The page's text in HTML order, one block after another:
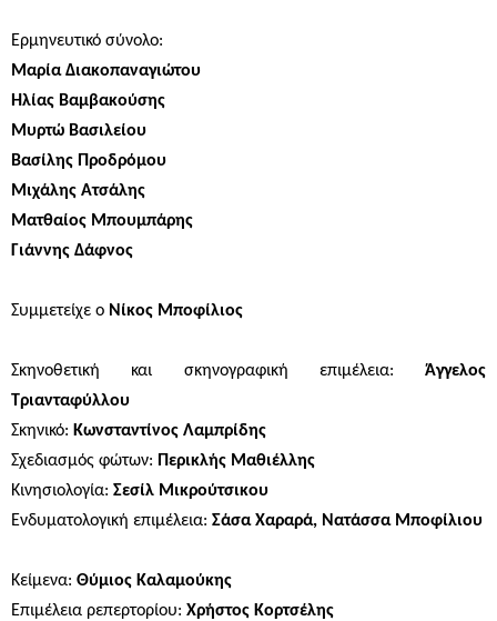
Ερμηνευτικό σύνολο:
Μαρία Διακοπαναγιώτου
Ηλίας Βαμβακούσης
Μυρτώ Βασιλείου
Βασίλης Προδρόμου
Μιχάλης Ατσάλης
Ματθαίος Μπουμπάρης
Γιάννης Δάφνος
Συμμετείχε ο Νίκος Μποφίλιος
Σκηνοθετική και σκηνογραφική επιμέλεια: Άγγελος
Τριανταφύλλου
Σκηνικό: Κωνσταντίνος Λαμπρίδης
Σχεδιασμός φώτων: Περικλής Μαθιέλλης
Κινησιολογία: Σεσίλ Μικρούτσικου
Ενδυματολογική επιμέλεια: Σάσα Χαραρά, Νατάσσα Μποφίλιου
Κείμενα: Θύμιος Καλαμούκης
Επιμέλεια ρεπερτορίου: Χρήστος Κορτσέλης